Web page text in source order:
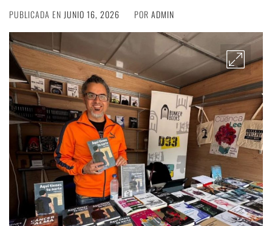
PUBLICADA EN JUNIO 16, 2026 POR ADMIN